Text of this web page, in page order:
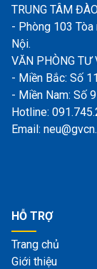
TRUNG TÂM
- Phòng 103 Tòa
Nội.
VĂN PHÒNG TƯ
- Miền Bắc: Số
- Miền Nam: Số
Hotline:
Email:
HỖ TRỢ
Trang chủ
Giới thiệu